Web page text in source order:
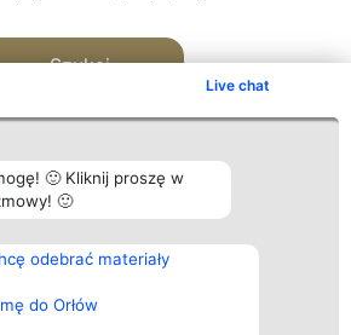
Live chat
🙂 Kliknij proszę w
🙂
odebrać materiały
do Orłów
Szukaj
Plebiscyt
Laureaci
wszystkich
Laureatów
Kontakt
Kontakt